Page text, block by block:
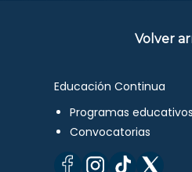
Volver
Educación Continua
Programas educativos
Convocatorias